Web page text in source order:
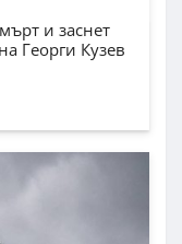
и заснет
Георги Кузев